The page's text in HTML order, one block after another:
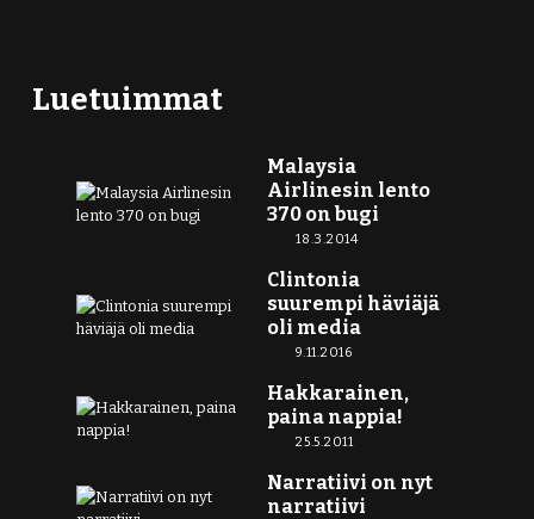
Luetuimmat
Malaysia
Airlinesin lento
370 on bugi
18.3.2014
Clintonia
suurempi häviäjä
oli media
9.11.2016
Hakkarainen,
paina nappia!
25.5.2011
Narratiivi on nyt
narratiivi